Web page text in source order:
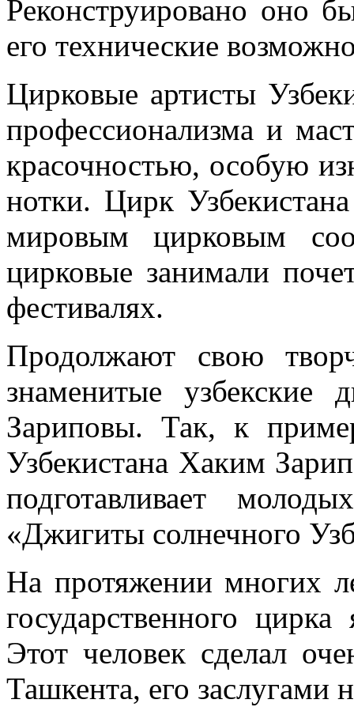
Реконструировано оно
его технические
Цирковые артисты
профессионализма и
красочностью, особую
нотки. Цирк
мировым цирковым
цирковые занимали
фестивалях.
Продолжают свою
знаменитые узбекские
Зариповы. Так, к
Узбекистана Хаким
подготавливает
«Джигиты солнечного
На протяжении многих
государственного
Этот человек сделал
Ташкента, его заслугами